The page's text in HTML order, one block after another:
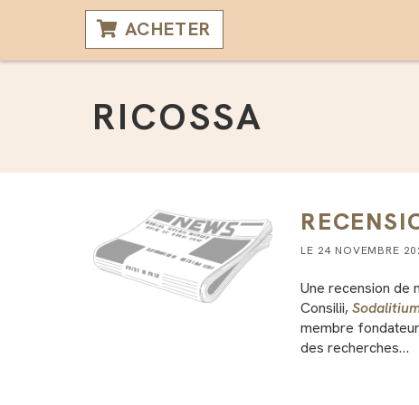
ACHETER
RICOSSA
LE 24 NOVEMBRE
Une recension de
Consilii,
membre
des recherches…